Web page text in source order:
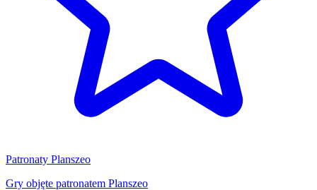
Patronaty Planszeo
Gry objęte patronatem Planszeo